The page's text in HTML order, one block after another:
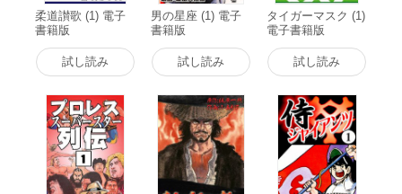
柔道讃歌 (1) 電子
書籍版
試し読み
男の星座 (1) 電子
書籍版
試し読み
タイガーマスク (1)
電子書籍版
試し読み